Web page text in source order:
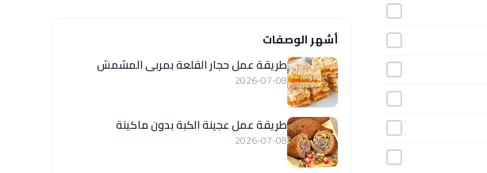
أشهر الوصفات
طريقة عمل حجار القلعة بمربى المشمش
2026-07-08
طريقة عمل عجينة الكبة بدون ماكينة
2026-07-08